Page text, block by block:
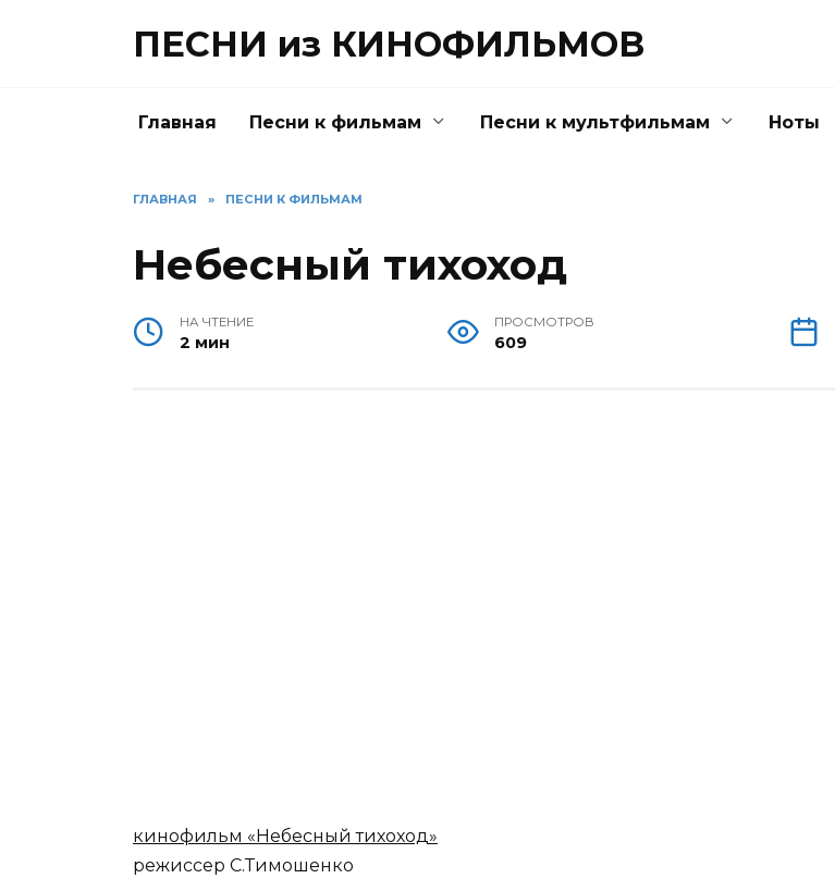
ПЕСНИ из КИНОФИЛЬМОВ
Главная Песни к фильмам Песни к мультфильмам Ноты
ГЛАВНАЯ » ПЕСНИ К ФИЛЬМАМ
Небесный тихоход
НА ЧТЕНИЕ
2 мин
ПРОСМОТРОВ
609
кинофильм «Небесный тихоход»
режиссер C.Тимошенко